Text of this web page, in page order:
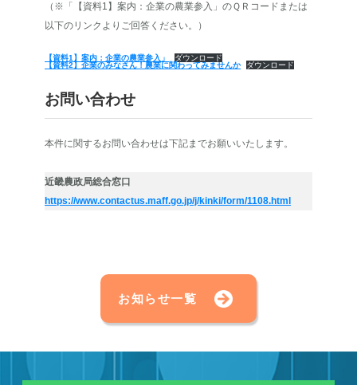
（※「【資料1】案内：企業の農業参入」のＱＲコードまたは
以下のリンクよりご回答ください。）
【資料1】案内：企業の農業参入」
ダウンロード
【資料2】企業のみなさん！農業に関わってみませんか
ダウンロード
お問い合わせ
本件に関するお問い合わせは下記までお願いいたします。
近畿農政局総合窓口
https://www.contactus.maff.go.jp/j/kinki/form/1108.html
お知らせ一覧